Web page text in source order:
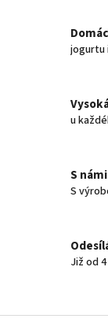
jogurtu
u
S
S
Již od 4